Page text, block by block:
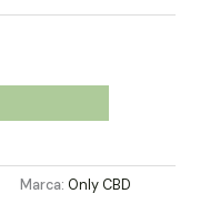
Marca: Only CBD